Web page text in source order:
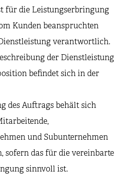
für die Leistungserbringung
Kunden beanspruchten
verantwortlich.
der Dienstleistung
befindet sich in der
des Auftrags behält sich
und Subunternehmen
sofern das für die vereinbarte
sinnvoll ist.